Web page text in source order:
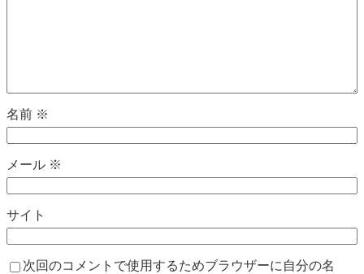
名前 ※
メール ※
サイト
次回のコメントで使用するためブラウザーに自分の名